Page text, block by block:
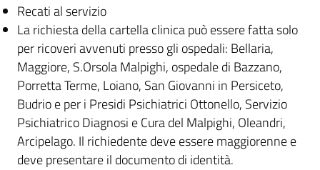
Recati al servizio
La richiesta della cartella clinica può essere fatta solo
per ricoveri avvenuti presso gli ospedali: Bellaria,
Maggiore, S.Orsola Malpighi, ospedale di Bazzano,
Porretta Terme, Loiano, San Giovanni in Persiceto,
Budrio e per i Presidi Psichiatrici Ottonello, Servizio
Psichiatrico Diagnosi e Cura del Malpighi, Oleandri,
Arcipelago. Il richiedente deve essere maggiorenne e
deve presentare il documento di identità.